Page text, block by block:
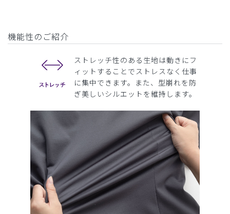
機能性のご紹介
ストレッチ性のある生地は動きにフ
ィットすることでストレスなく仕事
に集中できます。また、型崩れを防
ぎ美しいシルエットを維持します。